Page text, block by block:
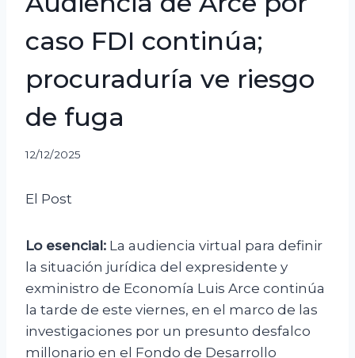
caso FDI continúa;
procuraduría ve riesgo
de fuga
12/12/2025
El Post
Lo esencial: La audiencia virtual para definir
la situación jurídica del expresidente y
exministro de Economía Luis Arce continúa
la tarde de este viernes, en el marco de las
investigaciones por un presunto desfalco
millonario en el Fondo de Desarrollo